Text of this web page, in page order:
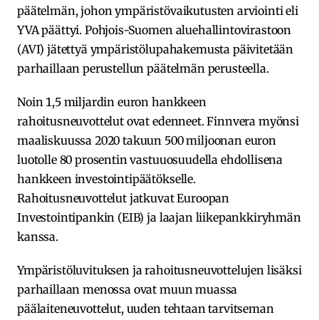
päätelmän, johon ympäristövaikutusten arviointi eli
YVA päättyi. Pohjois-Suomen aluehallintovirastoon
(AVI) jätettyä ympäristölupahakemusta päivitetään
parhaillaan perustellun päätelmän perusteella.
Noin 1,5 miljardin euron hankkeen
rahoitusneuvottelut ovat edenneet. Finnvera myönsi
maaliskuussa 2020 takuun 500 miljoonan euron
luotolle 80 prosentin vastuuosuudella ehdollisena
hankkeen investointipäätökselle.
Rahoitusneuvottelut jatkuvat Euroopan
Investointipankin (EIB) ja laajan liikepankkiryhmän
kanssa.
Ympäristöluvituksen ja rahoitusneuvottelujen lisäksi
parhaillaan menossa ovat muun muassa
päälaiteneuvottelut, uuden tehtaan tarvitseman